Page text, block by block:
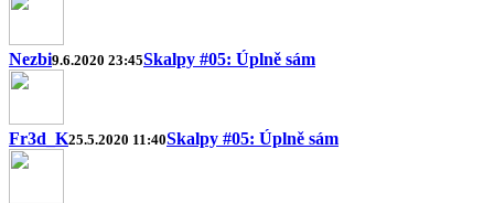
Nezbi9.6.2020 23:45Skalpy #05: Úplně sám
Fr3d_K25.5.2020 11:40Skalpy #05: Úplně sám